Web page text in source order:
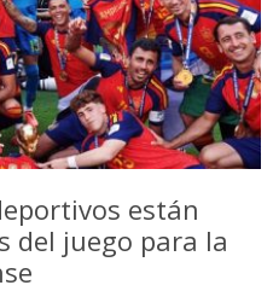
están
del juego para la